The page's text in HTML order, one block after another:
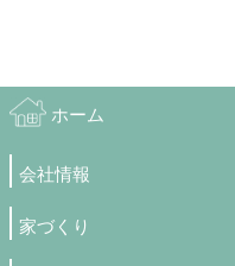
ホーム
会社情報
家づくり